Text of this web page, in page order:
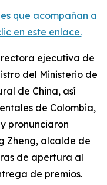
que acompañan a
en este enlace.
ejecutiva de
del Ministerio de
de China, así
de Colombia,
pronunciaron
Zheng, alcalde de
de apertura al
de premios.